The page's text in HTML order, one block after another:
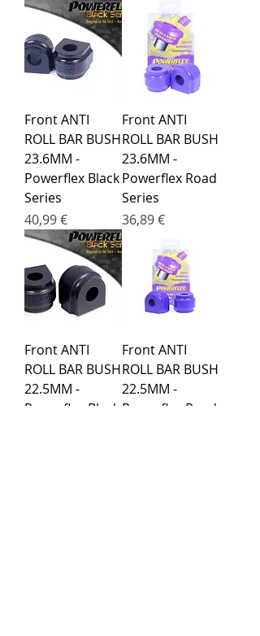
Front ANTI
ROLL BAR BUSH
23.6MM -
Powerflex Black
Series
Kaina
40,99 €
Front ANTI
ROLL BAR BUSH
23.6MM -
Powerflex Road
Series
Kaina
36,89 €
Front ANTI
ROLL BAR BUSH
22.5MM -
Powerflex Black
Front ANTI
ROLL BAR BUSH
22.5MM -
Powerflex Road